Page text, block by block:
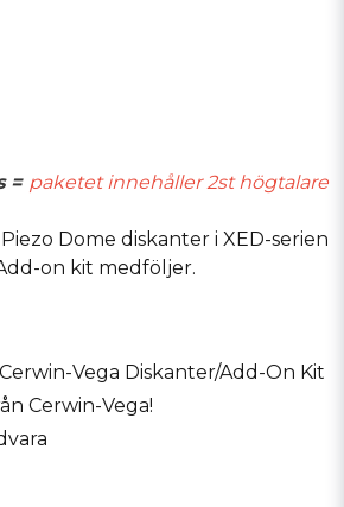
= paketet innehåller 2st högtalare
Dome diskanter i XED-serien
on kit medföljer.
Vega Diskanter/Add-On Kit
Cerwin-Vega!